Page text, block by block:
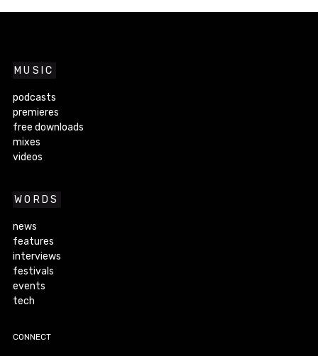
MUSIC
podcasts
premieres
free downloads
mixes
videos
WORDS
news
features
interviews
festivals
events
tech
CONNECT